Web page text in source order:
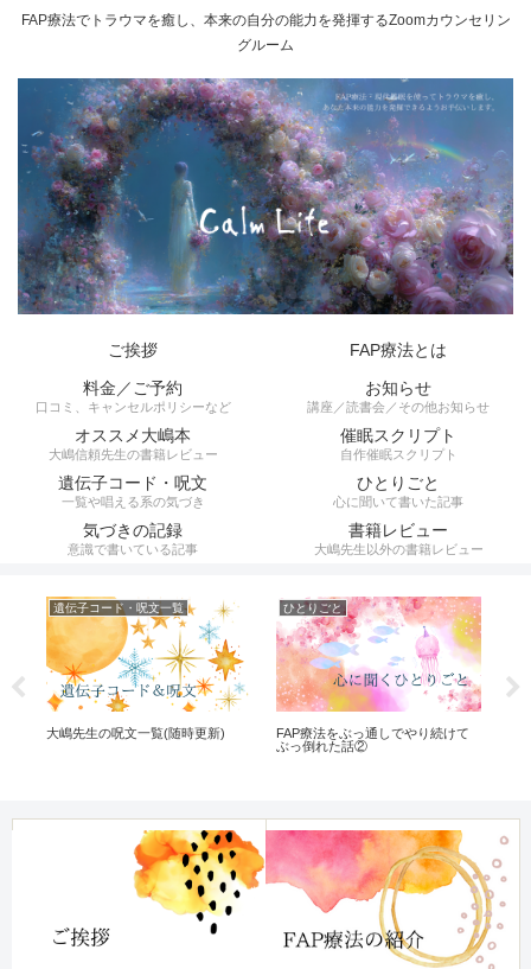
FAP療法でトラウマを癒し、本来の自分の能力を発揮するZoomカウンセリン
グルーム
ご挨拶
FAP療法とは
料金／ご予約
口コミ、キャンセルポリシーなど
お知らせ
講座／読書会／その他お知らせ
オススメ大嶋本
大嶋信頼先生の書籍レビュー
催眠スクリプト
自作催眠スクリプト
遺伝子コード・呪文
一覧や唱える系の気づき
ひとりごと
心に聞いて書いた記事
気づきの記録
意識で書いている記事
書籍レビュー
大嶋先生以外の書籍レビュー
遺伝子コード・呪文一覧
大嶋先生の呪文一覧(随時更新)
ひとりごと
FAP療法をぶっ通しでやり続けて
ぶっ倒れた話②